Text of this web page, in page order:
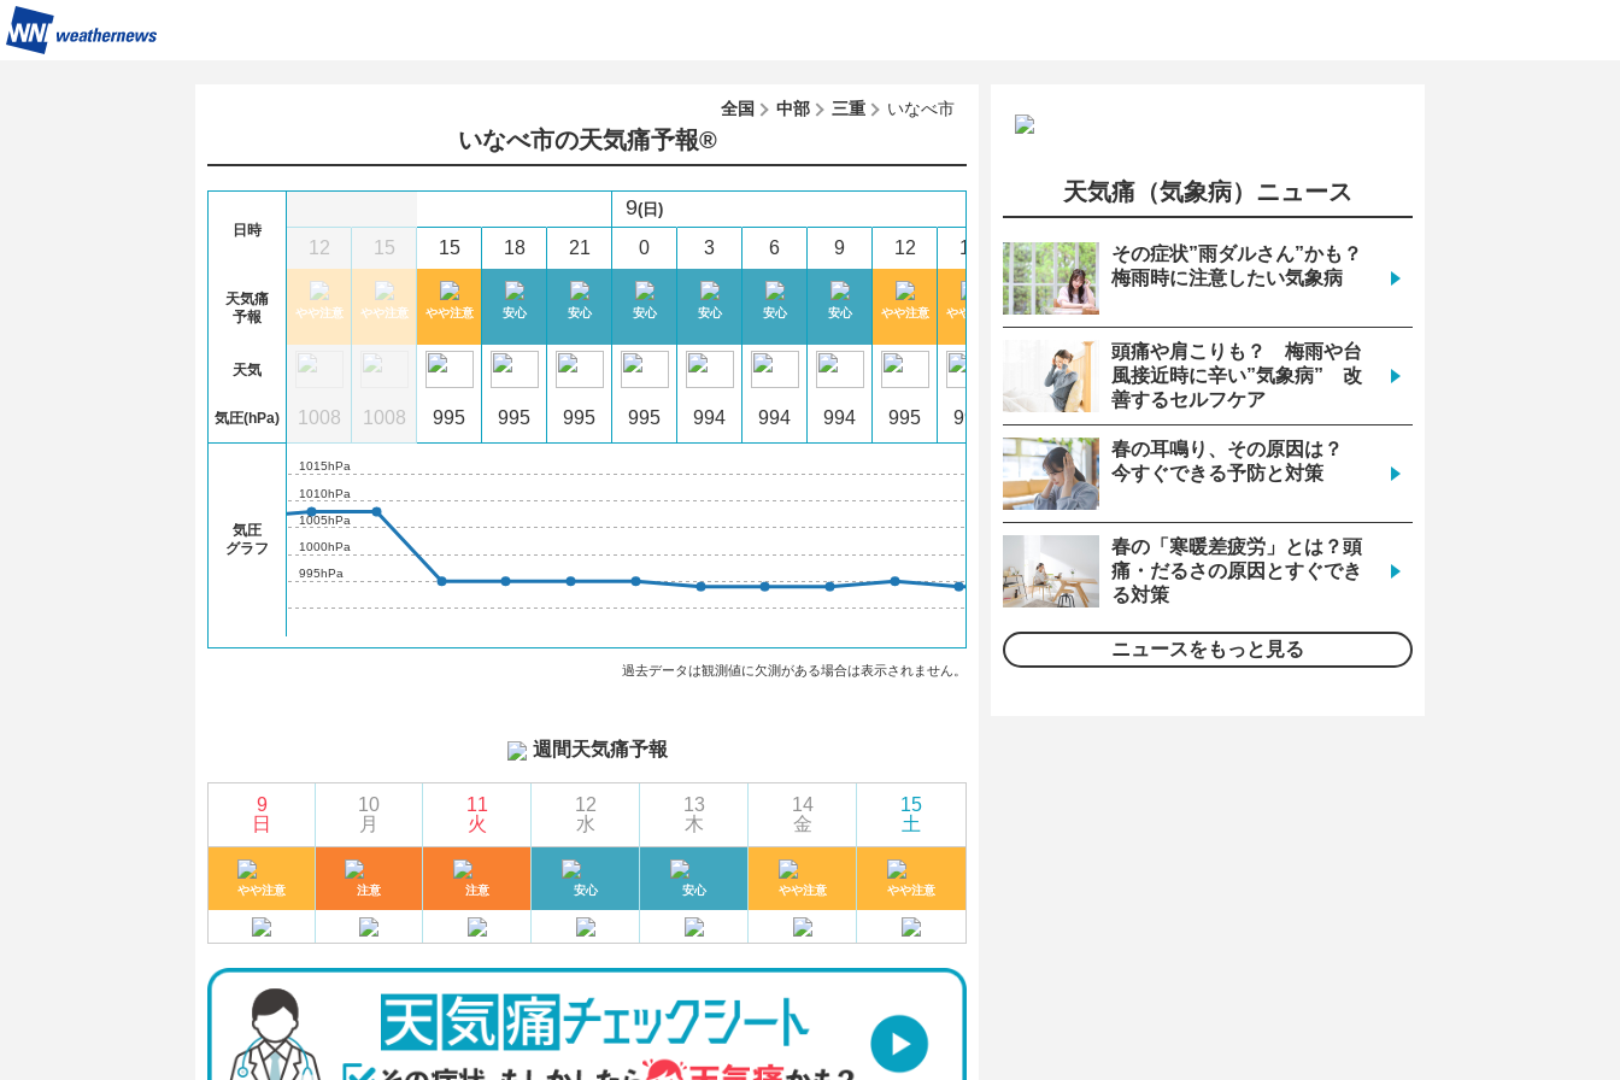
全国 中部 三重 いなべ市
いなべ市の天気痛予報®︎
日時
天気痛
予報
天気
気圧(hPa)
気圧
グラフ
やや注意
1007
12
やや注意
1008
15
やや注意
1008
15
やや注意
995
18
安心
995
21
安心
995
9(日)
0
安心
995
3
安心
994
6
安心
994
9
安心
994
12
やや注意
995
15
やや注意
994
18
安心
994
21
安心
994
10 (月)
0
995hPa
1000hPa
1005hPa
1010hPa
1015hPa
過去データは観測値に欠測がある場合は表示されません。
週間天気痛予報
9
日
やや注意
10
月
注意
11
火
注意
12
水
安心
13
木
安心
14
金
やや注意
15
土
やや注意
天気痛（気象病）ニュース
その症状”雨ダルさん”かも？
梅雨時に注意したい気象病
頭痛や肩こりも？ 梅雨や台
風接近時に辛い”気象病” 改
善するセルフケア
春の耳鳴り、その原因は？
今すぐできる予防と対策
春の「寒暖差疲労」とは？頭
痛・だるさの原因とすぐでき
る対策
ニュースをもっと見る